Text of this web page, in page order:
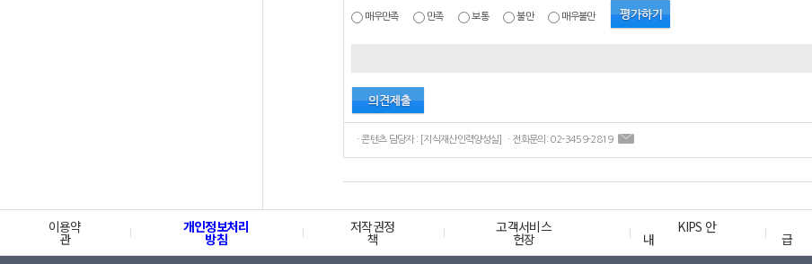
매우만족 만족 보통 불만 매우불만
ㆍ콘텐츠 담당자 : [지식재산인력양성실] ㆍ전화문의: 02-3459-2819
이용약
관
개인정보처리
방침
저작권정
책
고객서비스
헌장
KIPS 안
내 급